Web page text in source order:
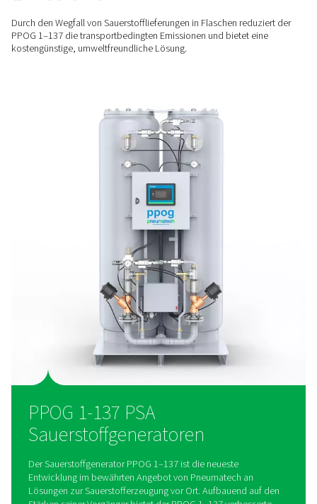
VERRINGERTE ENERGIEKOSTEN
Effiziente
ausgestattet und optimiert den Luftverbrauch, wodurch die
Energiekosten niedrig gehalten und die Emissionen
Betriebs reduziert werden.
NACHHALTIGE ALTERNATIVE
Keine Lieferungen, weniger
Emissionen
Durch den Wegfall von Sauerstofflieferungen in Flaschen
PPOG 1–137 die transportbedingten Emissionen und bietet
kostengünstige, umweltfreundliche Lösung.